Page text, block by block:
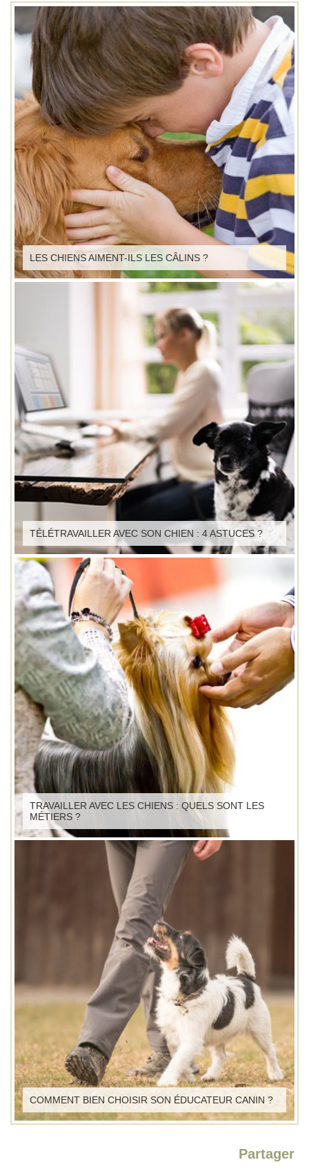
LES CHIENS AIMENT-ILS LES CÂLINS ?
TÉLÉTRAVAILLER AVEC SON CHIEN : 4 ASTUCES ?
TRAVAILLER AVEC LES CHIENS : QUELS SONT LES
MÉTIERS ?
COMMENT BIEN CHOISIR SON ÉDUCATEUR CANIN ?
Partager